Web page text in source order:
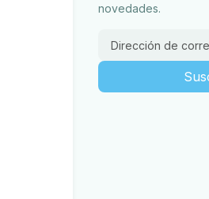
novedades.